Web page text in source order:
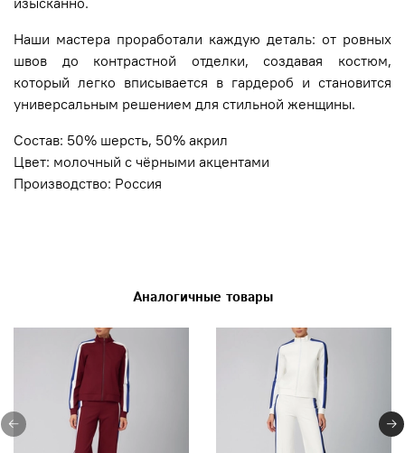
Наши мастера проработали каждую деталь: от ровных
швов до контрастной отделки, создавая костюм,
который легко вписывается в гардероб и становится
универсальным решением для стильной женщины.
Состав: 50% шерсть, 50% акрил
Цвет: молочный с чёрными акцентами
Производство: Россия
Аналогичные товары